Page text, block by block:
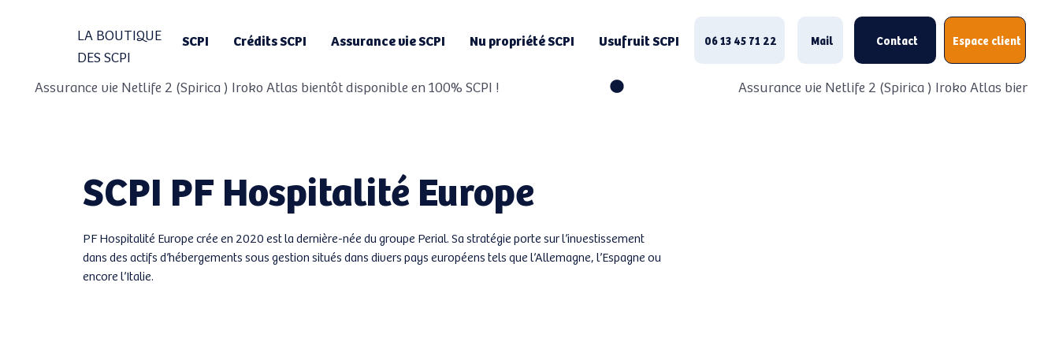
LA BOUTIQUE
DES SCPI
SCPI Crédits SCPI Assurance vie SCPI Nu propriété SCPI Usufruit SCPI
Assurance vie Netlife 2 (Spirica ) Iroko Atlas bientôt disponible en 100% SCPI !
06 13 45 71 22 Mail Contact Espace client
SCPI PF Hospitalité Europe
PF Hospitalité Europe crée en 2020 est la dernière-née du groupe Perial. Sa stratégie porte sur l’investissement
dans des actifs d’hébergements sous gestion situés dans divers pays européens tels que l’Allemagne, l’Espagne ou
encore l’Italie.